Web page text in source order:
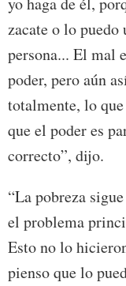
zacate o lo puedo
persona... El mal
poder, pero aún
totalmente, lo
que el poder es
correcto”, dijo.
“La pobreza
el problema
Esto no lo
pienso que lo